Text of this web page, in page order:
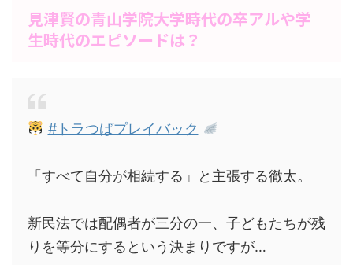
見津賢の青山学院大学時代の卒アルや学
生時代のエピソードは？
#トラつばプレイバック
「すべて自分が相続する」と主張する徹太。
新民法では配偶者が三分の一、子どもたちが残
りを等分にするという決まりですが…